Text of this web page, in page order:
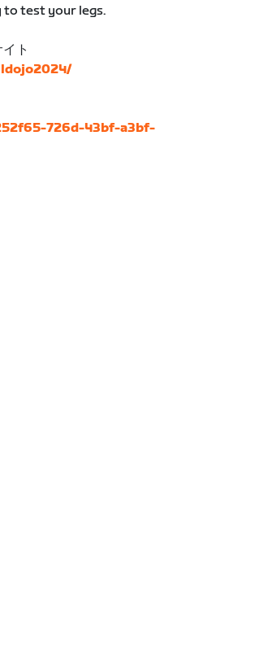
test your legs.
ト
726d-43bf-a3bf-